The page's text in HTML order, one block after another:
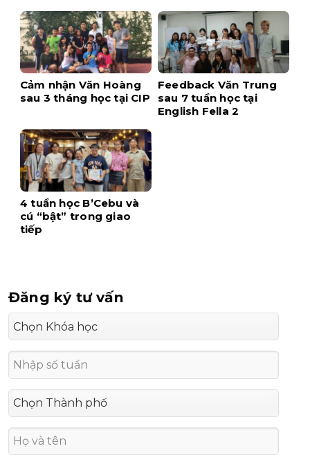
Cảm nhận Văn Hoàng
sau 3 tháng học tại CIP
Feedback Văn Trung
sau 7 tuần học tại
English Fella 2
4 tuần học B’Cebu và
cú “bật” trong giao
tiếp
Đăng ký tư vấn